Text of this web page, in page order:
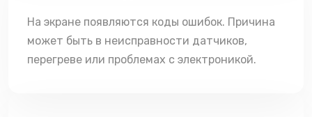
На экране появляются коды ошибок. Причина
может быть в неисправности датчиков,
перегреве или проблемах с электроникой.